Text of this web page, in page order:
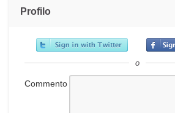
Profilo
o
Commento